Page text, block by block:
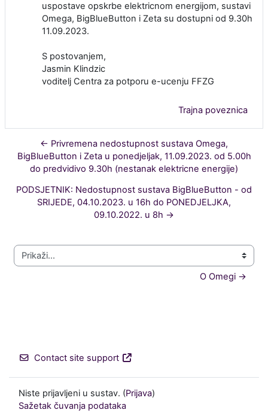
uspostave opskrbe elektricnom energijom, sustavi
Omega, BigBlueButton i Zeta su dostupni od 9.30h
11.09.2023.
S postovanjem,
Jasmin Klindzic
voditelj Centra za potporu e-ucenju FFZG
Trajna poveznica
← Privremena nedostupnost sustava Omega,
BigBlueButton i Zeta u ponedjeljak, 11.09.2023. od 5.00h
do predvidivo 9.30h (nestanak elektricne energije)
PODSJETNIK: Nedostupnost sustava BigBlueButton - od
SRIJEDE, 04.10.2023. u 16h do PONEDJELJKA,
09.10.2022. u 8h →
Prikaži...
O Omegi →
Contact site support
Niste prijavljeni u sustav. (Prijava)
Sažetak čuvanja podataka